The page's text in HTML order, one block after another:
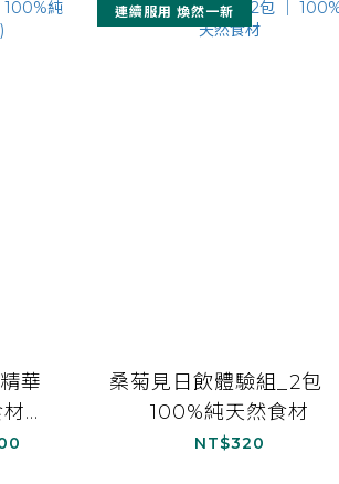
華
連續服用 煥然一新
桑菊見日飲體驗組_2包 ｜
100%純天然食材
NT$320